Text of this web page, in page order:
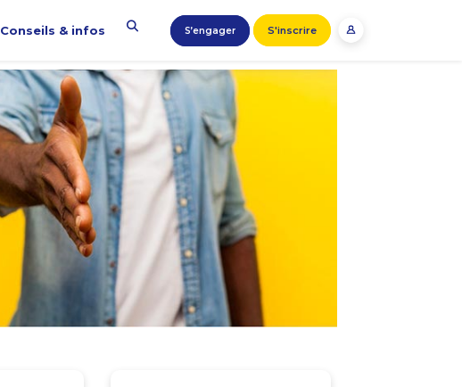
Conseils & infos S’engager S'inscrire